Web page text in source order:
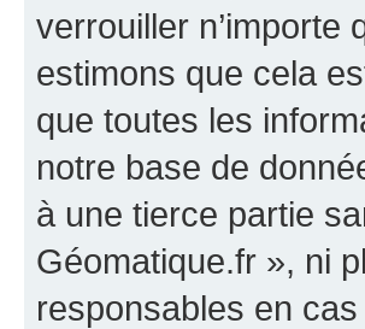
verrouiller n’importe
estimons que cela
que toutes les
notre base de
à une tierce partie
Géomatique.fr », ni
responsables en